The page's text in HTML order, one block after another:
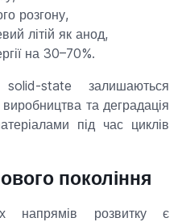
розгону,
літій як анод,
на 30–70%.
state залишаються
виробництва та деградація
під час циклів
покоління
напрямів розвитку є